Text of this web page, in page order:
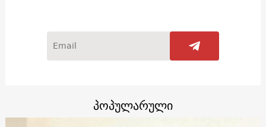
პოპულარული